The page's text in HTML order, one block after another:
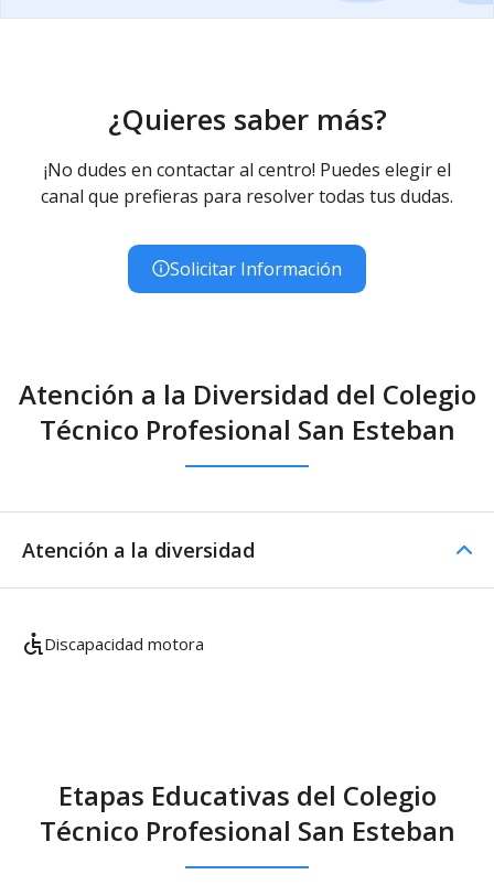
¿Quieres saber más?
¡No dudes en contactar al centro! Puedes elegir el
canal que prefieras para resolver todas tus dudas.
Solicitar Información
Atención a la Diversidad del Colegio
Técnico Profesional San Esteban
Atención a la diversidad
Discapacidad motora
Etapas Educativas del Colegio
Técnico Profesional San Esteban